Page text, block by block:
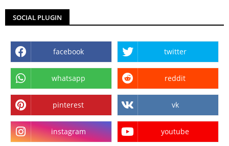
SOCIAL PLUGIN
facebook twitter
whatsapp reddit
pinterest vk
instagram youtube